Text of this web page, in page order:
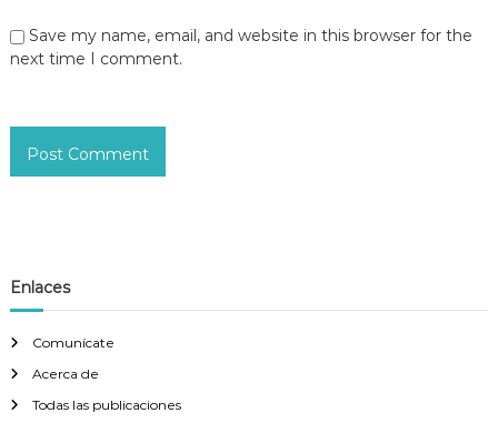
Save my name, email, and website in this browser for the
next time I comment.
Enlaces
Comunícate
Acerca de
Todas las publicaciones